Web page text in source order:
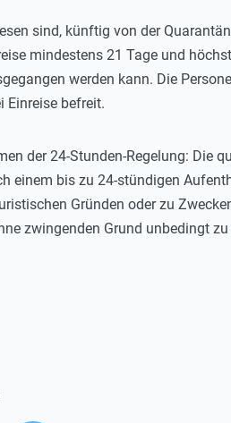
sind, künftig von der
mindestens 21 Tage und
werden kann. Die
Einreise befreit.
der 24-Stunden-Regelung: Die
einem bis zu 24-stündigen
Gründen oder zu
zwingenden Grund unbedingt